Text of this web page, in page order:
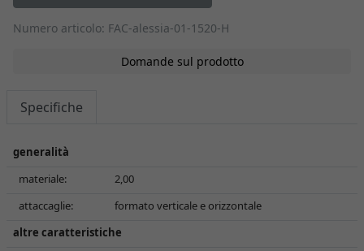
Numero articolo: FAC-alessia-01-1520-H
Domande sul prodotto
Specifiche
generalità
materiale:
2,00
attaccaglie:
formato verticale e orizzontale
altre caratteristiche